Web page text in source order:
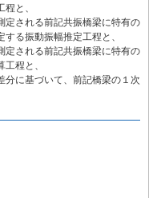
と、
定される前記共振橋梁に特有の
る振動振幅推定工程と、
定される前記共振橋梁に特有の
程と、
分に基づいて、前記橋梁の１次